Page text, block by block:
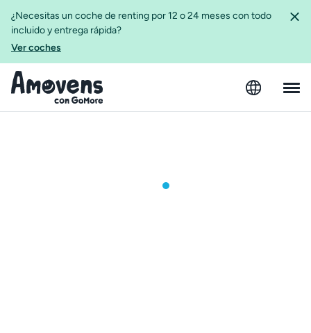
¿Necesitas un coche de renting por 12 o 24 meses con todo
incluido y entrega rápida?
Ver coches